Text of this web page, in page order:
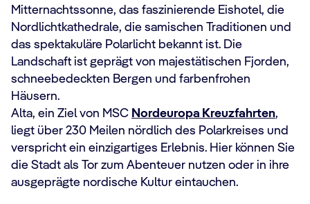
Mitternachtssonne, das faszinierende Eishotel, die
Nordlichtkathedrale, die samischen Traditionen und
das spektakuläre Polarlicht bekannt ist. Die
Landschaft ist geprägt von majestätischen Fjorden,
schneebedeckten Bergen und farbenfrohen
Häusern.
Alta, ein Ziel von MSC Nordeuropa Kreuzfahrten,
liegt über 230 Meilen nördlich des Polarkreises und
verspricht ein einzigartiges Erlebnis. Hier können Sie
die Stadt als Tor zum Abenteuer nutzen oder in ihre
ausgeprägte nordische Kultur eintauchen.